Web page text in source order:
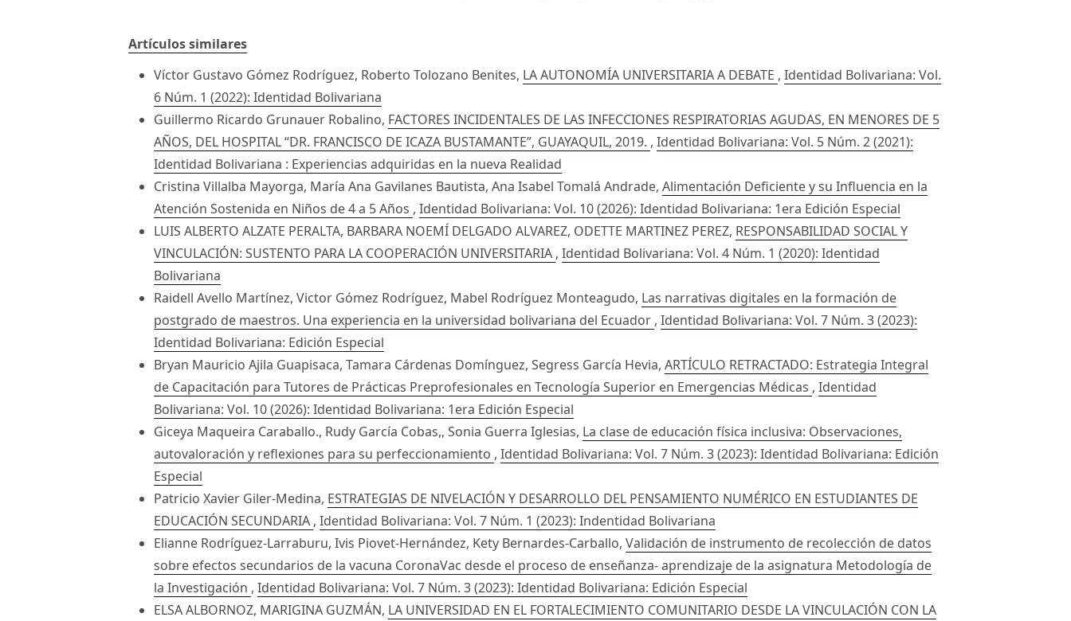
Artículos similares
Víctor Gustavo Gómez Rodríguez, Roberto Tolozano Benites, LA AUTONOMÍA UNIVERSITARIA A DEBATE ,Identidad Bolivariana: Vol.
6 Núm. 1 (2022): Identidad Bolivariana
Guillermo Ricardo Grunauer Robalino, FACTORES INCIDENTALES DE LAS INFECCIONES RESPIRATORIAS AGUDAS, EN MENORES DE 5
AÑOS, DEL HOSPITAL “DR. FRANCISCO DE ICAZA BUSTAMANTE”, GUAYAQUIL, 2019. ,Identidad Bolivariana: Vol. 5 Núm. 2 (2021):
Identidad Bolivariana : Experiencias adquiridas en la nueva Realidad
Cristina Villalba Mayorga, María Ana Gavilanes Bautista, Ana Isabel Tomalá Andrade,Alimentación Deficiente y su Influencia en la
Atención Sostenida en Niños de 4 a 5 Años ,Identidad Bolivariana: Vol. 10 (2026): Identidad Bolivariana: 1era Edición Especial
LUIS ALBERTO ALZATE PERALTA, BARBARA NOEMÍ DELGADO ALVAREZ, ODETTE MARTINEZ PEREZ, RESPONSABILIDAD SOCIAL Y
VINCULACIÓN: SUSTENTO PARA LA COOPERACIÓN UNIVERSITARIA ,Identidad Bolivariana: Vol. 4 Núm. 1 (2020): Identidad
Bolivariana
Raidell Avello Martínez, Victor Gómez Rodríguez, Mabel Rodríguez Monteagudo, Las narrativas digitales en la formación de
postgrado de maestros. Una experiencia en la universidad bolivariana del Ecuador ,Identidad Bolivariana: Vol. 7 Núm. 3 (2023):
Identidad Bolivariana: Edición Especial
Bryan Mauricio Ajila Guapisaca, Tamara Cárdenas Domínguez, Segress García Hevia,ARTÍCULO RETRACTADO: Estrategia Integral
de Capacitación para Tutores de Prácticas Preprofesionales en Tecnología Superior en Emergencias Médicas ,Identidad
Bolivariana: Vol. 10 (2026): Identidad Bolivariana: 1era Edición Especial
Giceya Maqueira Caraballo., Rudy García Cobas,, Sonia Guerra Iglesias, La clase de educación física inclusiva: Observaciones,
autovaloración y reflexiones para su perfeccionamiento ,Identidad Bolivariana: Vol. 7 Núm. 3 (2023): Identidad Bolivariana: Edición
Especial
Patricio Xavier Giler-Medina, ESTRATEGIAS DE NIVELACIÓN Y DESARROLLO DEL PENSAMIENTO NUMÉRICO EN ESTUDIANTES DE
EDUCACIÓN SECUNDARIA ,Identidad Bolivariana: Vol. 7 Núm. 1 (2023): Indentidad Bolivariana
Elianne Rodríguez-Larraburu, Ivis Piovet-Hernández, Kety Bernardes-Carballo,Validación de instrumento de recolección de datos
sobre efectos secundarios de la vacuna CoronaVac desde el proceso de enseñanza- aprendizaje de la asignatura Metodología de
la Investigación ,Identidad Bolivariana: Vol. 7 Núm. 3 (2023): Identidad Bolivariana: Edición Especial
ELSA ALBORNOZ, MARIGINA GUZMÁN, LA UNIVERSIDAD EN EL FORTALECIMIENTO COMUNITARIO DESDE LA VINCULACIÓN CON LA